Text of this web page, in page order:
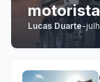
Lucas Duarte-